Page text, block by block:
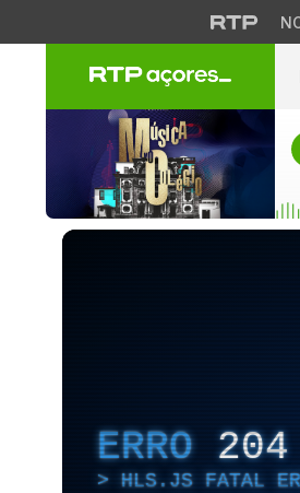
ERRO 204
HLS.JS FATAL